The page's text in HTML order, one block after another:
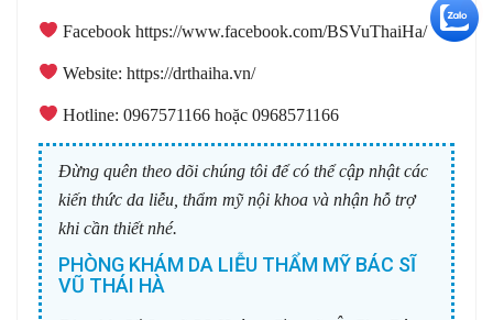
️ Facebook https://www.facebook.com/BSVuThaiHa/
️ Website: https://drthaiha.vn/
️ Hotline: 0967571166 hoặc 0968571166
Đừng quên theo dõi chúng tôi để có thể cập nhật các
kiến thức da liễu, thẩm mỹ nội khoa và nhận hỗ trợ
khi cần thiết nhé.
PHÒNG KHÁM DA LIỄU THẨM MỸ BÁC SĨ
VŨ THÁI HÀ
+5